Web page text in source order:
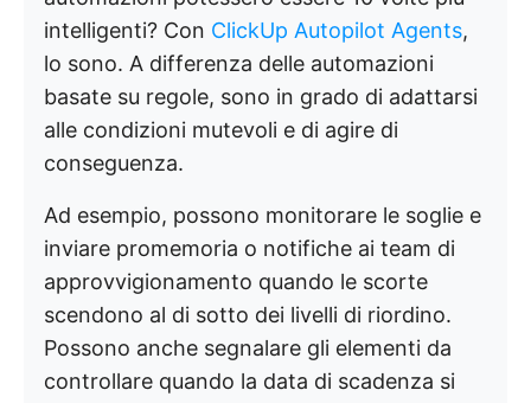
intelligenti? Con ClickUp Autopilot Agents,
lo sono. A differenza delle automazioni
basate su regole, sono in grado di adattarsi
alle condizioni mutevoli e di agire di
conseguenza.
Ad esempio, possono monitorare le soglie e
inviare promemoria o notifiche ai team di
approvvigionamento quando le scorte
scendono al di sotto dei livelli di riordino.
Possono anche segnalare gli elementi da
controllare quando la data di scadenza si